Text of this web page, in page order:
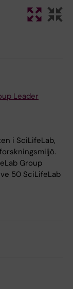
Leader
i SciLifeLab,
Group
50 SciLifeLab